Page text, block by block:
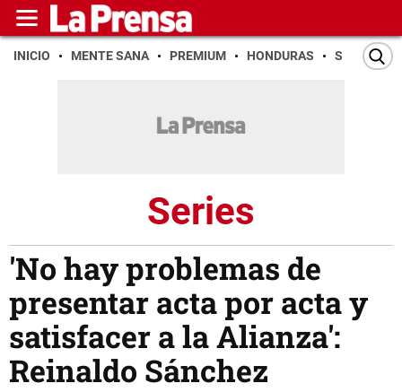
INICIO MENTE SANA PREMIUM HONDURAS SAN PEDRO
Series
'No hay problemas de
presentar acta por acta y
satisfacer a la Alianza':
Reinaldo Sánchez